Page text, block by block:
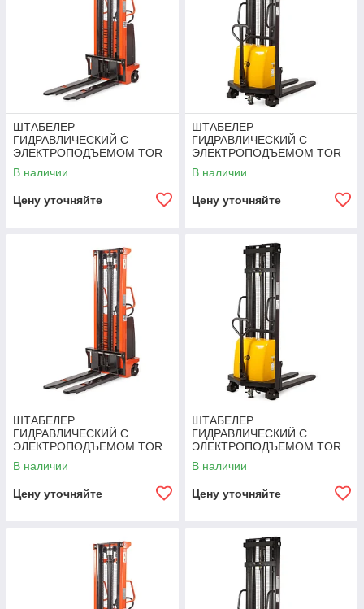
ШТАБЕЛЕР
ГИДРАВЛИЧЕСКИЙ С
ЭЛЕКТРОПОДЪЕМОМ TOR
15/30, 1,5 Т 3,0 М (CTD)
В наличии
Цену уточняйте
ШТАБЕЛЕР
ГИДРАВЛИЧЕСКИЙ С
ЭЛЕКТРОПОДЪЕМОМ TOR
1,5Т 3,0М DYC1530
В наличии
Цену уточняйте
ШТАБЕЛЕР
ГИДРАВЛИЧЕСКИЙ С
ЭЛЕКТРОПОДЪЕМОМ TOR
15/35, 1,5 Т 3,5 М (CTD)
В наличии
Цену уточняйте
ШТАБЕЛЕР
ГИДРАВЛИЧЕСКИЙ С
ЭЛЕКТРОПОДЪЕМОМ TOR
1,5Т 3,5М DYC1535
В наличии
Цену уточняйте